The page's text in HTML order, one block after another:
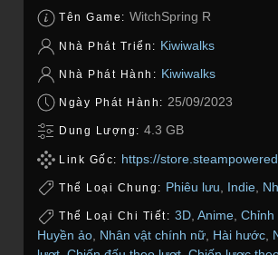
Tên Game: WitchSpring R
Nhà Phát Triển: Kiwiwalks
Nhà Phát Hành: Kiwiwalks
Ngày Phát Hành: 25/09/2023
Dung Lượng: 4.3 GB
Link Gốc: https://
Thể Loại Chung: Phiêu lưu Indie
Thể Loại Chi Tiết: 3D, Anime, Chỉnh
Huyền ảo Nhân vật chính nữ Hài hước